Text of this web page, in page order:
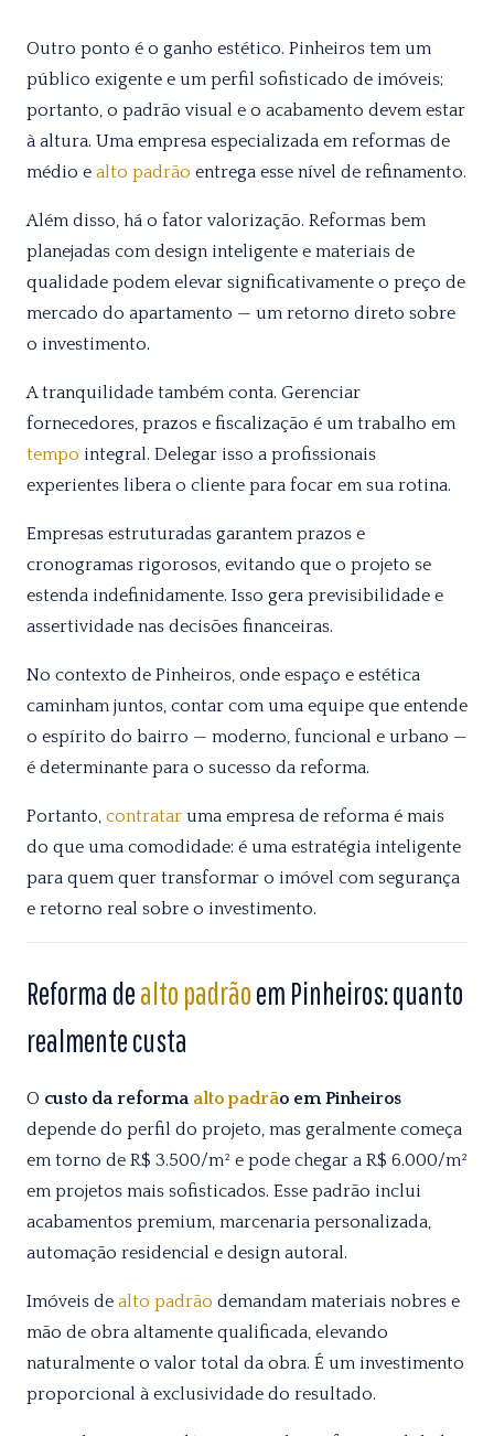
Outro ponto é o ganho estético. Pinheiros tem um
público exigente e um perfil sofisticado de imóveis;
portanto, o padrão visual e o acabamento devem estar
à altura. Uma empresa especializada em reformas de
médio e alto padrão entrega esse nível de refinamento.
Além disso, há o fator valorização. Reformas bem
planejadas com design inteligente e materiais de
qualidade podem elevar significativamente o preço de
mercado do apartamento — um retorno direto sobre
o investimento.
A tranquilidade também conta. Gerenciar
fornecedores, prazos e fiscalização é um trabalho em
tempo integral. Delegar isso a profissionais
experientes libera o cliente para focar em sua rotina.
Empresas estruturadas garantem prazos e
cronogramas rigorosos, evitando que o projeto se
estenda indefinidamente. Isso gera previsibilidade e
assertividade nas decisões financeiras.
No contexto de Pinheiros, onde espaço e estética
caminham juntos, contar com uma equipe que entende
o espírito do bairro — moderno, funcional e urbano —
é determinante para o sucesso da reforma.
Portanto, contratar uma empresa de reforma é mais
do que uma comodidade: é uma estratégia inteligente
para quem quer transformar o imóvel com segurança
e retorno real sobre o investimento.
Reforma dealto padrãoem Pinheiros: quanto
realmente custa
O custo da reforma alto padrão em Pinheiros
depende do perfil do projeto, mas geralmente começa
em torno de R$ 3.500/m² e pode chegar a R$ 6.000/m²
em projetos mais sofisticados. Esse padrão inclui
acabamentos premium, marcenaria personalizada,
automação residencial e design autoral.
Imóveis de alto padrão demandam materiais nobres e
mão de obra altamente qualificada, elevando
naturalmente o valor total da obra. É um investimento
proporcional à exclusividade do resultado.